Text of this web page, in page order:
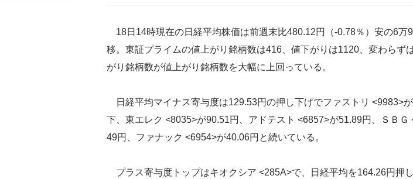
18日14時現在の日経平均株価は前週末比480.12円（-0.78％）安の6万
移。東証プライムの値上がり銘柄数は416、値下がりは1120、変わらず
がり銘柄数が値上がり銘柄数を大幅に上回っている。
日経平均マイナス寄与度は129.53円の押し下げでファストリ <9983>
下、東エレク <8035>が90.51円、アドテスト <6857>が51.89円、ＳＢＧ
49円、ファナック <6954>が40.06円と続いている。
プラス寄与度トップはキオクシア <285A>で、日経平均を164.26円押